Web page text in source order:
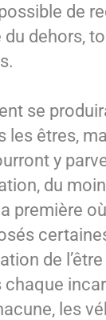
de
dehors,
se
les êtres,
y
du
première
de
chaque
les